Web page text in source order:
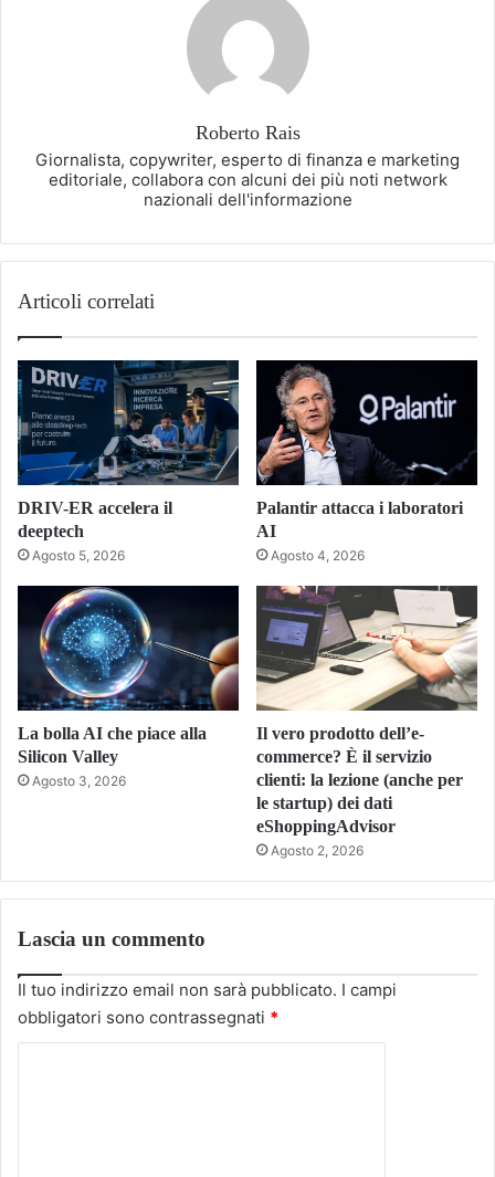
Roberto Rais
Giornalista, copywriter, esperto di finanza e marketing
editoriale, collabora con alcuni dei più noti network
nazionali dell'informazione
Articoli correlati
DRIV-ER accelera il
deeptech
Agosto 5, 2026
Palantir attacca i laboratori
AI
Agosto 4, 2026
La bolla AI che piace alla
Silicon Valley
Agosto 3, 2026
Il vero prodotto dell’e-
commerce? È il servizio
clienti: la lezione (anche per
le startup) dei dati
eShoppingAdvisor
Agosto 2, 2026
Lascia un commento
Il tuo indirizzo email non sarà pubblicato. I campi
obbligatori sono contrassegnati *